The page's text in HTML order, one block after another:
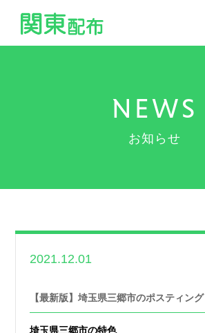
NEWS
お知らせ
2021.12.01
【最新版】埼玉県三郷市のポスティング
埼玉県三郷市の特色